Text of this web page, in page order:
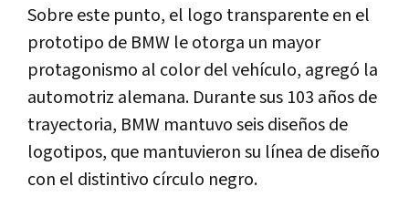
Sobre este punto, el logo transparente en el
prototipo de BMW le otorga un mayor
protagonismo al color del vehículo, agregó la
automotriz alemana. Durante sus 103 años de
trayectoria, BMW mantuvo seis diseños de
logotipos, que mantuvieron su línea de diseño
con el distintivo círculo negro.